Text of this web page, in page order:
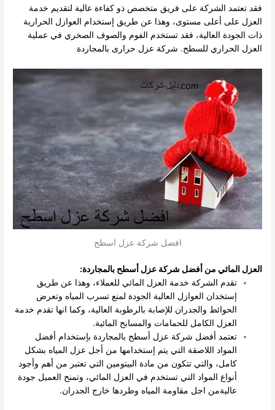
فقد تعتمد الشركة على فريق متخصص ذو كفاءة عالية لتقديم خدمة
العزل على أعلى مستوى، وهذا عن طريق إستخدام العوازل الحرارية
ذات الجودة العالية، فقد تستخدم الفوم والصوف الصخري في عملية
العزل الحراري للسطح. شركة عزل حرارى بالمجاردة
افضل شركة عزل اسطح
العزل المائي من أفضل شركة عزل أسطح بالمجاردة:
تقدم الشركة خدمة العزل المائي للعملاء، وهذا عن طريق
إستخدان العوازل العالية الجودة لمنع تسرب المياه وتعرض
الحوائط والجدران للإصابة بالرطوبة العالية، وكما انها تقدم خدمة
العزل الكامل للحمامات والمسابح المائية.
تعتمد أفضل شركة عزل أسطح بالمجاردة بإستخدام أفضل
المواد اللاصقة التي يتم إستخدامها من أجل عزل المياه بشكل
كامل، والتي تتكون من مادة البيتومين التي تعتبر من أهم وأجود
أنواع المواد التي تستخدم في العزل المائي، وتمنح العميل جودة
عاليةمن اجل مقاومة المياه وطردها خارج الجدران.